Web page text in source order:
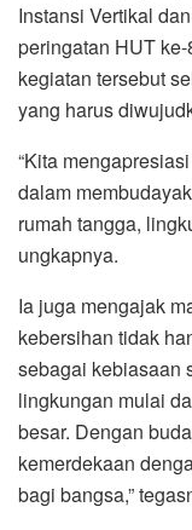
Instansi Vertikal
peringatan HUT
kegiatan tersebut
yang harus
“Kita
dalam
rumah tangga,
ungkapnya.
Ia juga mengajak
kebersihan tidak
sebagai kebiasaan
lingkungan mulai
besar. Dengan
kemerdekaan
bagi bangsa,”